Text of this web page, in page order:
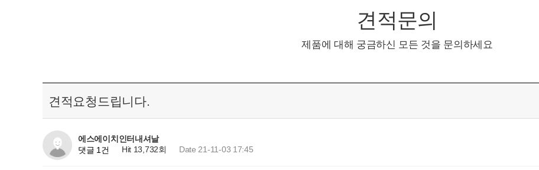
견적문의
제품에 대해 궁금하신 모든 것을 문의하세요
견적요청드립니다.
에스에이치인터내셔날
댓글 1건
Hit 13,732회 Date 21-11-03 17:45